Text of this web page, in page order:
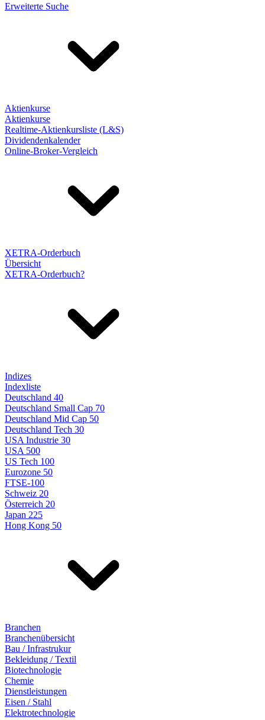
Erweiterte Suche
Aktienkurse
Aktienkurse
Realtime-Aktienkursliste (L&S)
Dividendenkalender
Online-Broker-Vergleich
XETRA-Orderbuch
Übersicht
XETRA-Orderbuch?
Indizes
Indexliste
Deutschland 40
Deutschland Small Cap 70
Deutschland Mid Cap 50
Deutschland Tech 30
USA Industrie 30
USA 500
US Tech 100
Eurozone 50
FTSE-100
Schweiz 20
Österreich 20
Japan 225
Hong Kong 50
Branchen
Branchenübersicht
Bau / Infrastrukur
Bekleidung / Textil
Biotechnologie
Chemie
Dienstleistungen
Eisen / Stahl
Elektrotechnologie